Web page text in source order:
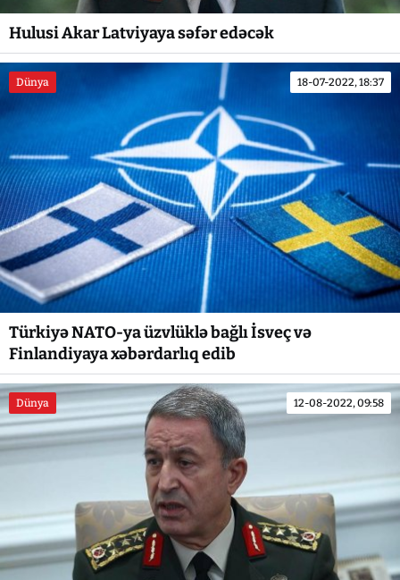
Hulusi Akar Latviyaya səfər edəcək
Dünya 18-07-2022, 18:37
Türkiyə NATO-ya üzvlüklə bağlı İsveç və
Finlandiyaya xəbərdarlıq edib
Dünya 12-08-2022, 09:58